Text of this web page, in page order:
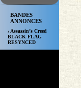
BANDES
ANNONCES
› Assassin’s Creed
BLACK FLAG
RESYNCED